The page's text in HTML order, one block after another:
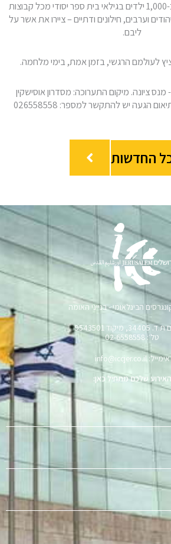
בהנחייתם של מורים/ות כ-1,000 ילדים בגילאי בית ספר יסודי מכל קבוצות
וערבים, חילונים ודתיים – ציירו את אשר על
ליבם.
לעולמם הרגשי, בזמן אמת, בימי מלחמה.
מנס ציונה. מיקום התערוכה: מסדרון אוסישקין
הגעה יש להתקשר למספר: 026558558
החדשות
הבינלאומי - בנייני האומה
מיקוד 9543501
טל׳: 02-6558558
אימייל: info@iccjer.co.il
האירוע שלכם מתחיל כאן: